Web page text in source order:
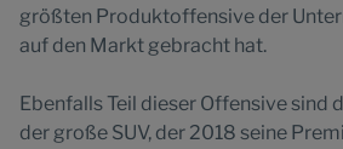
größten Produktoffensive der
auf den Markt gebracht hat.
Ebenfalls Teil dieser Offensive sind
der große SUV, der 2018 seine